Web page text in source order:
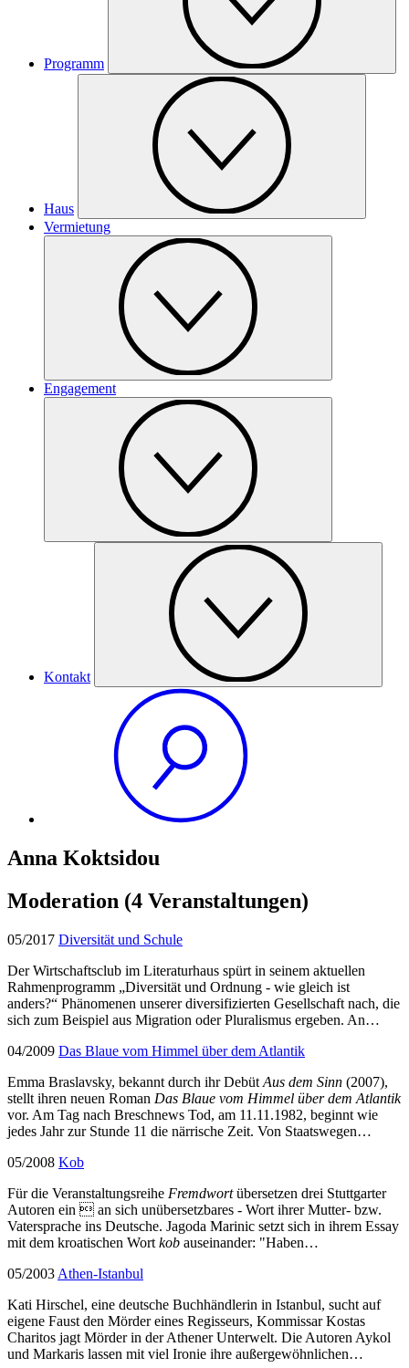
Programm
Haus
Vermietung
Engagement
Kontakt
Anna Koktsidou
Moderation (4 Veranstaltungen)
05/2017 Diversität und Schule
Der Wirtschaftsclub im Literaturhaus spürt in seinem aktuellen
Rahmenprogramm „Diversität und Ordnung - wie gleich ist
anders?“ Phänomenen unserer diversifizierten Gesellschaft nach, die
sich zum Beispiel aus Migration oder Pluralismus ergeben. An…
04/2009 Das Blaue vom Himmel über dem Atlantik
Emma Braslavsky, bekannt durch ihr Debüt Aus dem Sinn (2007),
stellt ihren neuen Roman Das Blaue vom Himmel über dem Atlantik
vor. Am Tag nach Breschnews Tod, am 11.11.1982, beginnt wie
jedes Jahr zur Stunde 11 die närrische Zeit. Von Staatswegen…
05/2008 Kob
Für die Veranstaltungsreihe Fremdwortübersetzen drei Stuttgarter
Autoren ein  an sich unübersetzbares - Wort ihrer Mutter- bzw.
Vatersprache ins Deutsche. Jagoda Marinic setzt sich in ihrem Essay
mit dem kroatischen Wort kob auseinander: "Haben…
05/2003 Athen-Istanbul
Kati Hirschel, eine deutsche Buchhändlerin in Istanbul, sucht auf
eigene Faust den Mörder eines Regisseurs, Kommissar Kostas
Charitos jagt Mörder in der Athener Unterwelt. Die Autoren Aykol
und Markaris lassen mit viel Ironie ihre außergewöhnlichen…